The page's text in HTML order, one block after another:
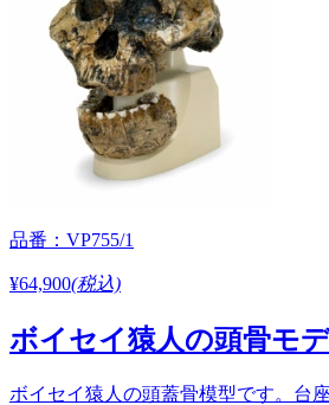
品番：VP755/1
¥64,900(税込)
ボイセイ猿人の頭骨モ
ボイセイ猿人の頭蓋骨模型です。台